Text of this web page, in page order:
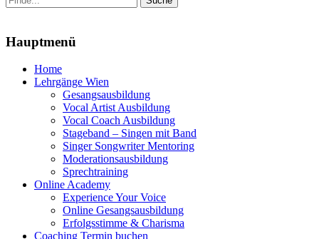
nach:
Hauptmenü
Zum
Inhalt
Home
Lehrgänge Wien
Gesangsausbildung
Vocal Artist Ausbildung
Vocal Coach Ausbildung
Stageband – Singen mit Band
Singer Songwriter Mentoring
Moderationsausbildung
Sprechtraining
Online Academy
Experience Your Voice
Online Gesangsausbildung
Erfolgsstimme & Charisma
Coaching Termin buchen